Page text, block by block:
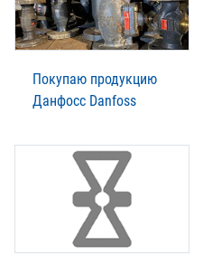
Покупаю продукцию
Данфосс Danfoss